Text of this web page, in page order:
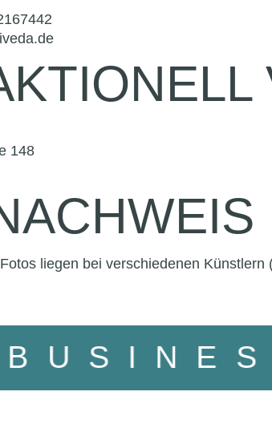
148
liegen bei verschiedenen
-